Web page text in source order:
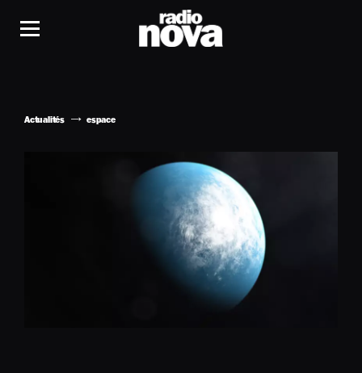
Actualités espace